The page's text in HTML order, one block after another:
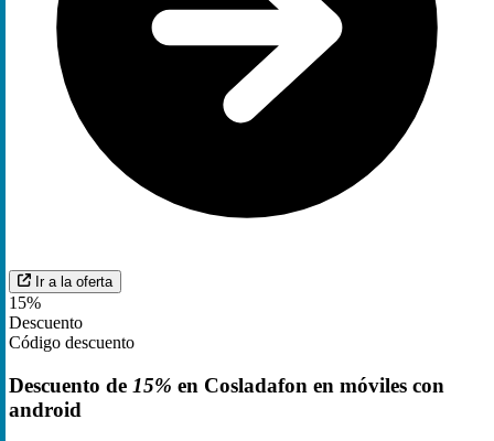
Ir a la oferta
15%
Descuento
Código descuento
Descuento de 15% en Cosladafon en móviles con
android